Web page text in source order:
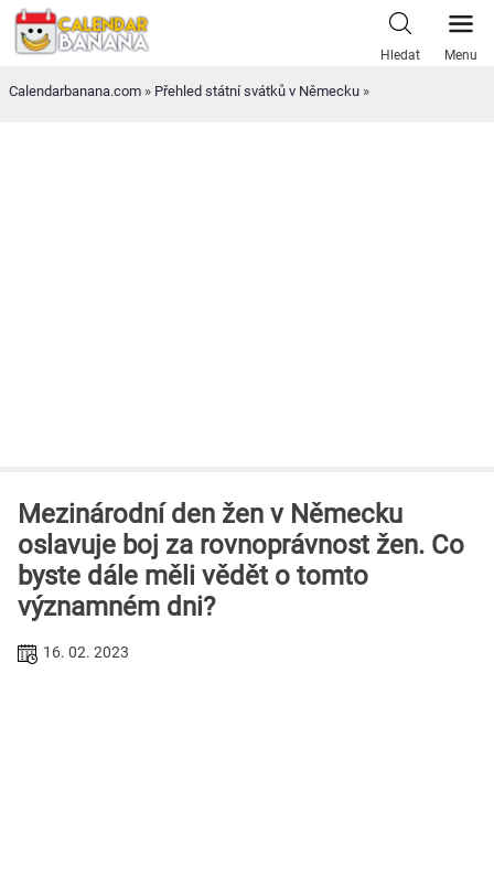
Skip
Hledat Menu
Calendarbanana.com » Přehled státní svátků v Německu »
Mezinárodní den žen v Německu
oslavuje boj za rovnoprávnost žen. Co
byste dále měli vědět o tomto
významném dni?
16. 02. 2023